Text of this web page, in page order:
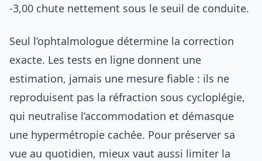
-3,00 chute nettement sous le seuil de conduite.
Seul l’ophtalmologue détermine la correction
exacte. Les tests en ligne donnent une
estimation, jamais une mesure fiable : ils ne
reproduisent pas la réfraction sous cycloplégie,
qui neutralise l’accommodation et démasque
une hypermétropie cachée. Pour préserver sa
vue au quotidien, mieux vaut aussi limiter la